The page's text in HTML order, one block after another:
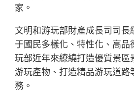
家。
文明和游玩部財產成長司司長
于國民多樣化、特性化、高品
玩部近年來繚繞打造優質景區
游玩產物、打造精品游玩道路
務。